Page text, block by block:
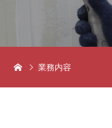
業務内容